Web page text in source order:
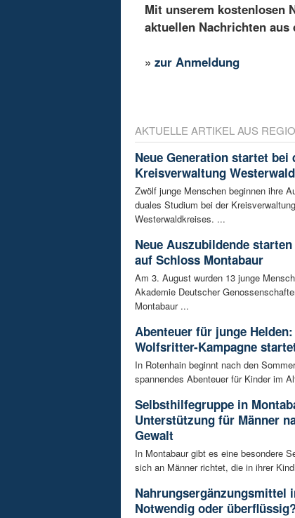
Mit unserem kostenlosen
aktuellen Nachrichten aus
»zur Anmeldung
AKTUELLE ARTIKEL AUS
Neue Generation startet bei
Kreisverwaltung Westerwald
Zwölf junge Menschen beginnen ihre
duales Studium bei der
Westerwaldkreises. ...
Neue Auszubildende
auf Schloss Montabaur
Am 3. August wurden 13 junge
Akademie Deutscher
Montabaur ...
Abenteuer für junge Helden:
Wolfsritter-Kampagne
In Rotenhain beginnt nach den
spannendes Abenteuer für Kinder im
Selbsthilfegruppe in
Unterstützung für Männer
Gewalt
In Montabaur gibt es eine besondere
sich an Männer richtet, die in ihrer
Nahrungsergänzungsmittel
Notwendig oder